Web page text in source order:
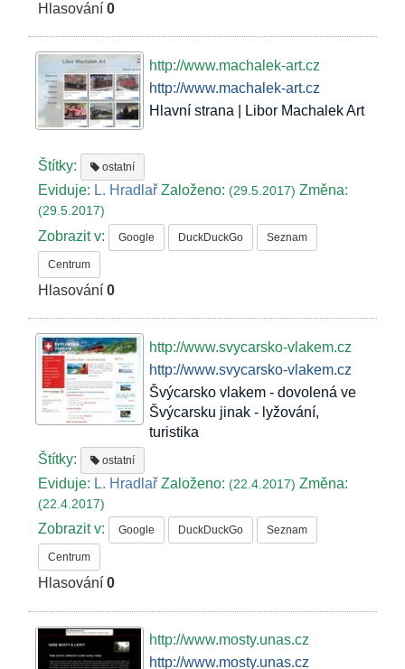
Hlasování0
http://www.machalek-art.cz
http://www.machalek-art.cz
Hlavní strana | Libor Machalek Art
Štítky: ostatní
Eviduje: L. Hradlař Založeno:(29.5.2017)Změna:
(29.5.2017)
Zobrazit v: Google DuckDuckGo Seznam
Centrum
Hlasování0
http://www.svycarsko-vlakem.cz
http://www.svycarsko-vlakem.cz
Švýcarsko vlakem - dovolená ve
Švýcarsku jinak - lyžování,
turistika
Štítky:
ostatní
Eviduje: L. Hradlař Založeno:(22.4.2017)Změna:
(22.4.2017)
Zobrazit v: Google DuckDuckGo Seznam
Centrum
Hlasování0
http://www.mosty.unas.cz
http://www.mosty.unas.cz